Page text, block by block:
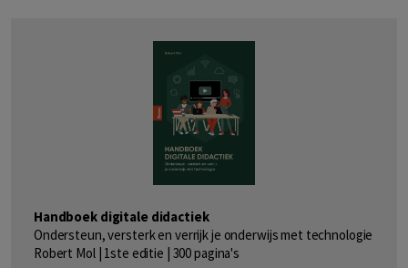
Handboek digitale didactiek
Ondersteun, versterk en verrijk je onderwijs met technologie
Robert Mol | 1ste editie | 300 pagina's